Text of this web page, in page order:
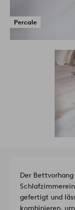
Percale
Der Bettvorhang
gefertigt und
kombinieren,